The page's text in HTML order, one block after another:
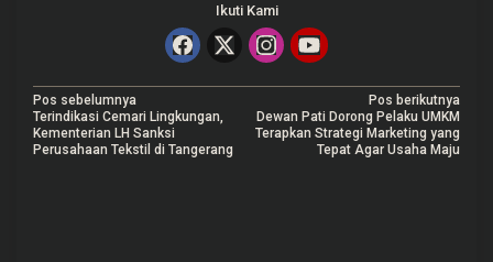
Ikuti Kami
N
a
Pos sebelumnya
Terindikasi Cemari Lingkungan,
Kementerian LH Sanksi
Perusahaan Tekstil di Tangerang
Pos berikutnya
Dewan Pati Dorong Pelaku UMKM
Terapkan Strategi Marketing yang
Tepat Agar Usaha Maju